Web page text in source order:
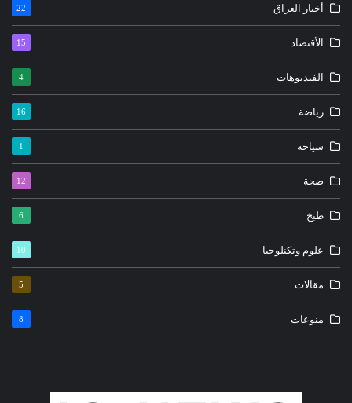
أخبار العراق 22
الأقتصاد 15
الفيديوهات 4
رياضة 16
سياحة 1
صحة 12
طبخ 6
علوم وتكنلوجيا 10
مقالات 5
منوعات 8